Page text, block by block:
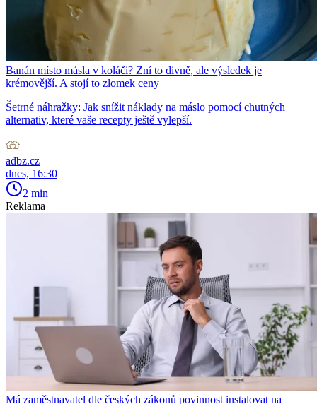
Banán místo másla v koláči? Zní to divně, ale výsledek je
krémovější. A stojí to zlomek ceny
Šetrné náhražky: Jak snížit náklady na máslo pomocí chutných
alternativ, které vaše recepty ještě vylepší.
adbz.cz
dnes, 16:30
2 min
Reklama
Má zaměstnavatel dle českých zákonů povinnost instalovat na